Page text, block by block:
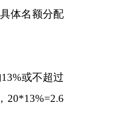
体名额分配
或不超过
20*13%=2.6